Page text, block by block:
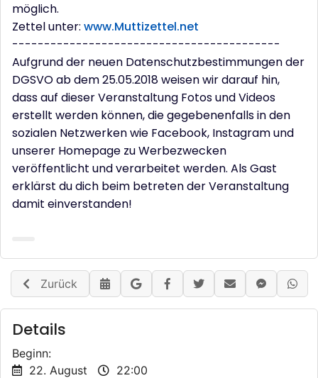
möglich.
Zettel unter: www.Muttizettel.net
------------------------------------------
Aufgrund der neuen Datenschutzbestimmungen der
DGSVO ab dem 25.05.2018 weisen wir darauf hin,
dass auf dieser Veranstaltung Fotos und Videos
erstellt werden können, die gegebenenfalls in den
sozialen Netzwerken wie Facebook, Instagram und
unserer Homepage zu Werbezwecken
veröffentlicht und verarbeitet werden. Als Gast
erklärst du dich beim betreten der Veranstaltung
damit einverstanden!
Zurück
Details
Beginn:
22. August
22:00